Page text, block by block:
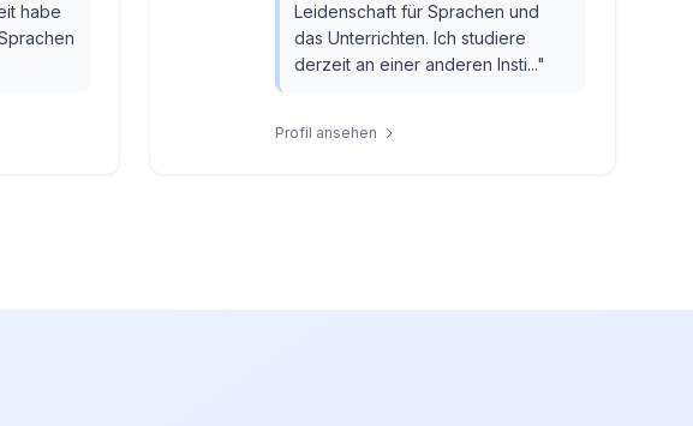
habe
Leidenschaft für Sprachen und
das Unterrichten. Ich studiere
derzeit an einer anderen Insti..."
Profil ansehen